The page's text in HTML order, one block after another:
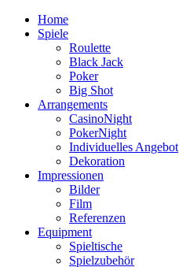
Home
Spiele
Roulette
Black Jack
Poker
Big Shot
Arrangements
CasinoNight
PokerNight
Individuelles Angebot
Dekoration
Impressionen
Bilder
Film
Referenzen
Equipment
Spieltische
Spielzubehör